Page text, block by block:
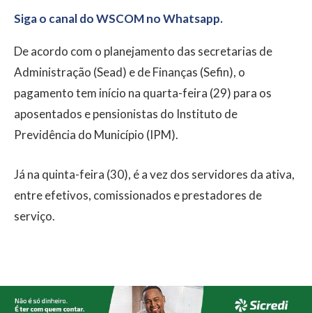
Siga o canal do WSCOM no Whatsapp.
De acordo com o planejamento das secretarias de
Administração (Sead) e de Finanças (Sefin), o
pagamento tem início na quarta-feira (29) para os
aposentados e pensionistas do Instituto de
Previdência do Município (IPM).
Já na quinta-feira (30), é a vez dos servidores da ativa,
entre efetivos, comissionados e prestadores de
serviço.